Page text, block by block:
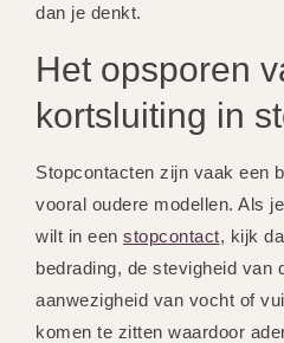
dan je denkt.
Het opsporen
kortsluiting in
Stopcontacten zijn vaak een
vooral oudere modellen. Als je
wilt in een stopcontact, kijk
bedrading, de stevigheid van
aanwezigheid van vocht of
komen te zitten waardoor